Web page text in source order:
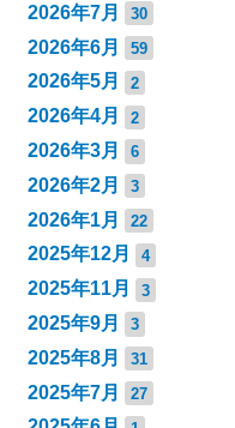
2026年7月 30
2026年6月 59
2026年5月 2
2026年4月 2
2026年3月 6
2026年2月 3
2026年1月 22
2025年12月 4
2025年11月 3
2025年9月 3
2025年8月 31
2025年7月 27